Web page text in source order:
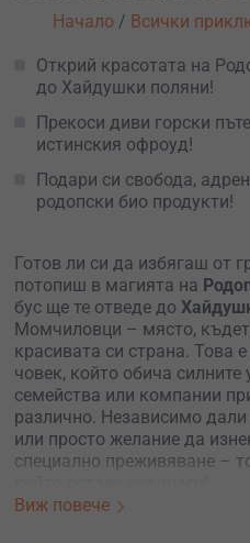
Начало / Всички
Открий красотата на
до Хайдушки поляни!
Прекоси диви горски
истинския офроуд!
Подари си свобода,
родопски био продукти!
Готов ли си да избягаш от
потопиш в магията на
бус ще те отведе до
Момчиловци – място,
красивата си страна. Това
човек, който обича
семейства или компании
различно. Независимо
или просто желание да
специално преживяване –
Виж повече